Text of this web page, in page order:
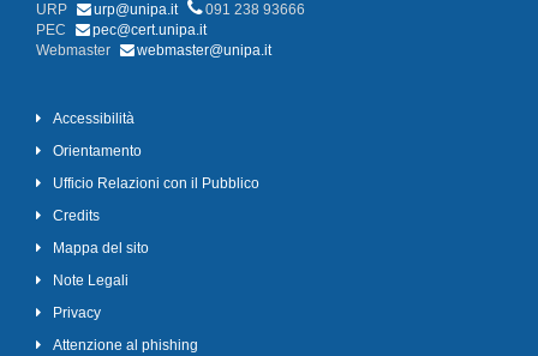
URP
urp@unipa.it
091 238 93666
PEC
pec@cert.unipa.it
Webmaster
webmaster@unipa.it
Accessibilità
Orientamento
Ufficio Relazioni con il Pubblico
Credits
Mappa del sito
Note Legali
Privacy
Attenzione al phishing